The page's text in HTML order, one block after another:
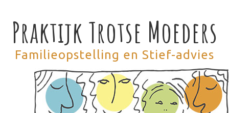
Praktijk Trotse Moeders
Familieopstelling en Stief-advies